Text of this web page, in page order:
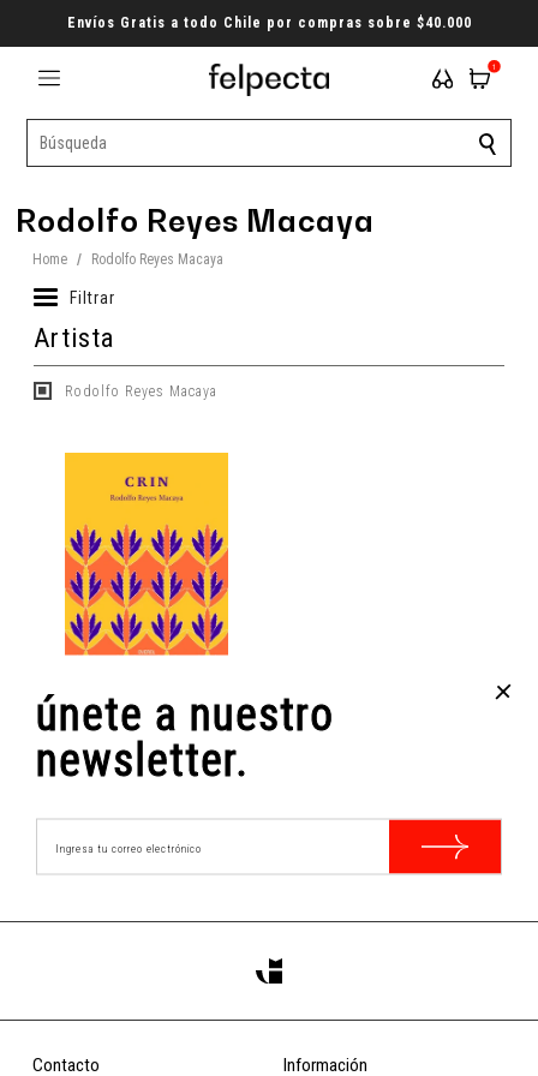
Envíos Gratis a todo Chile por compras sobre $40.000
1
Rodolfo Reyes Macaya
Home / Rodolfo Reyes Macaya
Filtrar
Artista
Rodolfo Reyes Macaya
CRIN
Rodolfo Reyes Macaya
$10.000
COMPRAR
+
únete a nuestro
newsletter.
Contacto Información